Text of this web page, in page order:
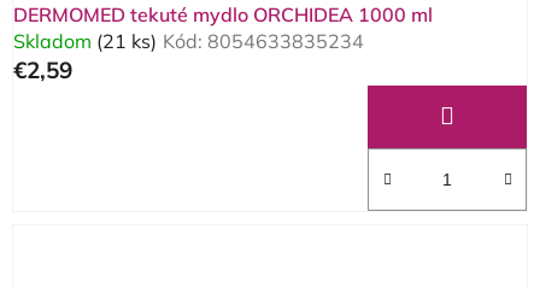
DERMOMED tekuté mydlo ORCHIDEA 1000 ml
Skladom (21 ks) Kód: 8054633835234
€2,59